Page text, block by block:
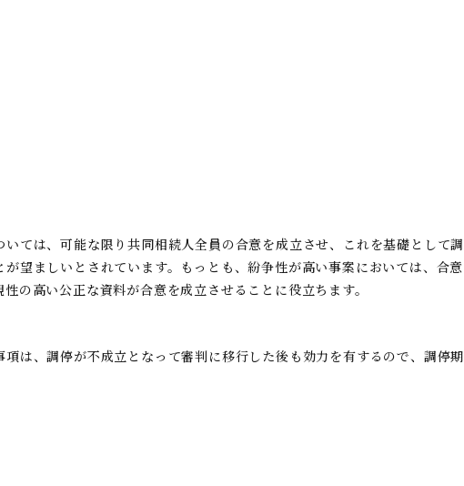
ては、可能な限り共同相続人全員の合意を成立させ、これを基礎として調
望ましいとされています。もっとも、紛争性が高い事案においては、合意
の高い公正な資料が合意を成立させることに役立ちます。
は、調停が不成立となって審判に移行した後も効力を有するので、調停期